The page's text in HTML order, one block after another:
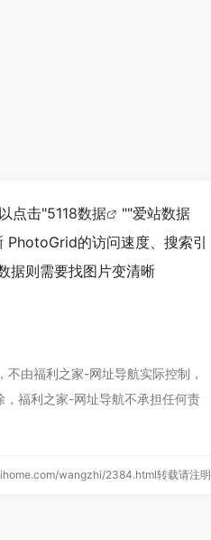
点击"5118数据 ""爱站数据
PhotoGrid的访问速度、搜索引
据则需要找图片变清晰
不由福利之家-网址导航实际控制，
福利之家-网址导航不承担任何责
wangzhi/2384.html转载请注明